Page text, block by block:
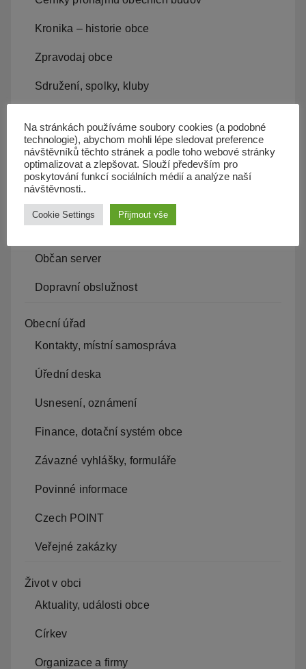
Kronika – historie obce
Zpravodaj obce
Sdružení, spolky, kluby
Projekty v obci, záměry
Kam s odpadem
Občan server
Dopravní obslužnost
Obecní úřad
Kontakty, místní samospráva
Úřední deska
Usnesení, oznámení
Finance, dotační systém obce
Závazné vyhlášky, formuláře
Povinné informace
Czech POINT
Veřejné zakázky
Život v obci
Aktuality, události obce
Církev
Organizace a firmy
Na stránkách používáme soubory cookies (a podobné
technologie), abychom mohli lépe sledovat preference
návštěvníků těchto stránek a podle toho webové stránky
optimalizovat a zlepšovat. Slouží především pro
poskytování funkcí sociálních médií a analýze naší
návštěvnosti..
Cookie Settings Přijmout vše